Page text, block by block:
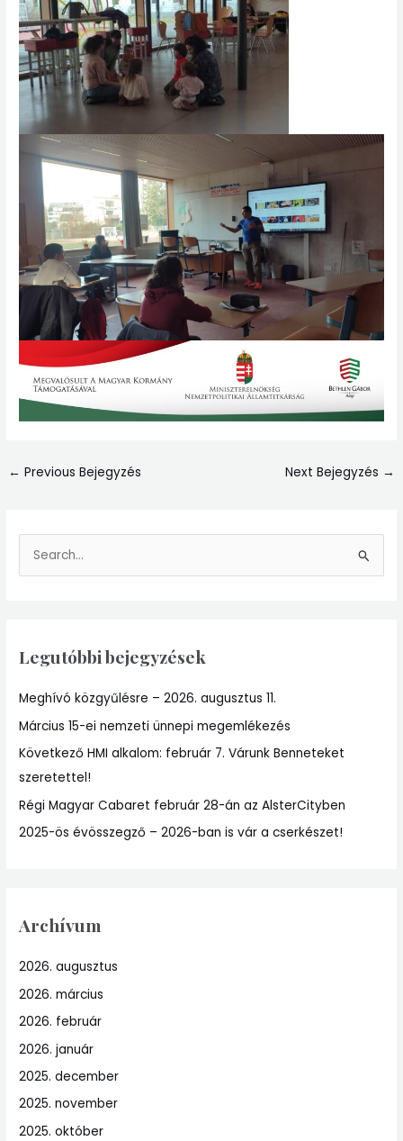
← Previous Bejegyzés Next Bejegyzés →
e
c
f
o
r
:
Legutóbbi bejegyzések
Meghívó közgyűlésre – 2026. augusztus 11.
Március 15-ei nemzeti ünnepi megemlékezés
Következő HMI alkalom: február 7. Várunk Benneteket
szeretettel!
Régi Magyar Cabaret február 28-án az AlsterCityben
2025-ös évösszegző – 2026-ban is vár a cserkészet!
Archívum
2026. augusztus
2026. március
2026. február
2026. január
2025. december
2025. november
2025. október